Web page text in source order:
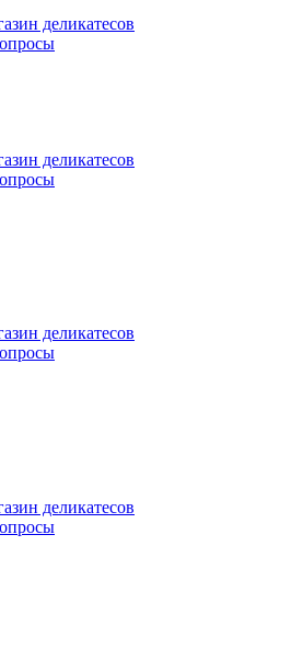
деликатесов
деликатесов
деликатесов
деликатесов